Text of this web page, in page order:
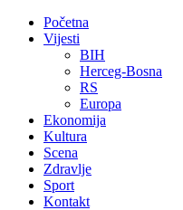
Početna
Vijesti
BIH
Herceg-Bosna
RS
Europa
Ekonomija
Kultura
Scena
Zdravlje
Sport
Kontakt